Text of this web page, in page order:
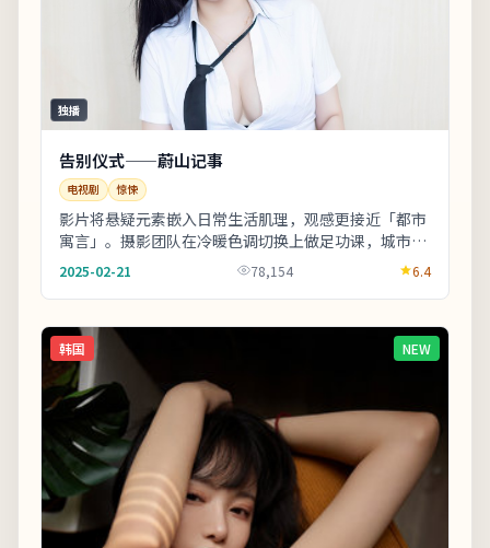
独播
告别仪式——蔚山记事
电视剧 惊悚
影片将悬疑元素嵌入日常生活肌理，观感更接近「都市
寓言」。摄影团队在冷暖色调切换上做足功课，城市霓
虹与陋巷昏灯对比鲜明。整体来看，这是一部类型元
素...
2025-02-21 78,154 6.4
韩国 NEW